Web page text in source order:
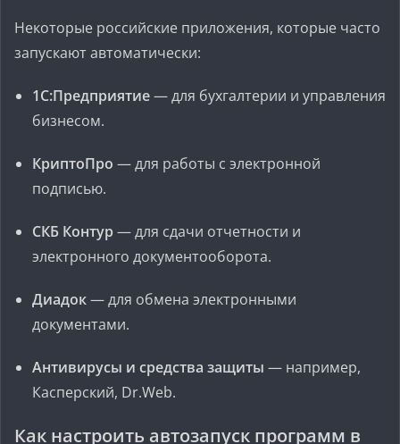
Некоторые российские приложения, которые часто
запускают автоматически:
1С:Предприятие— для бухгалтерии и управления
бизнесом.
КриптоПро — для работы с электронной
подписью.
СКБ Контур — для сдачи отчетности и
электронного документооборота.
Диадок— для обмена электронными
документами.
Антивирусы и средства защиты — например,
Касперский, Dr.Web.
Как настроить автозапуск программ в